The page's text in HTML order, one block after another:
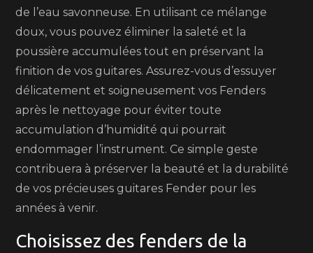
de l’eau savonneuse. En utilisant ce mélange
doux, vous pouvez éliminer la saleté et la
poussière accumulées tout en préservant la
finition de vos guitares. Assurez-vous d’essuyer
délicatement et soigneusement vos Fenders
après le nettoyage pour éviter toute
accumulation d’humidité qui pourrait
endommager l’instrument. Ce simple geste
contribuera à préserver la beauté et la durabilité
de vos précieuses guitares Fender pour les
années à venir.
Choisissez des fenders de la